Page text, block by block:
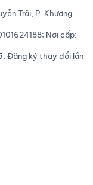
Trãi, P. Khương
Nơi cấp:
Đăng ký thay đổi lần